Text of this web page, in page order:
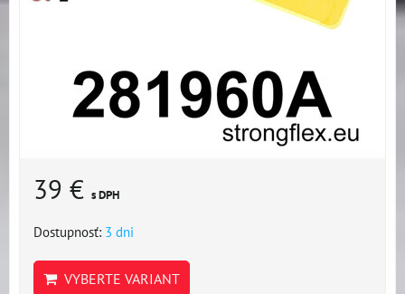
39 € s DPH
Dostupnosť: 3 dni
VYBERTE VARIANT